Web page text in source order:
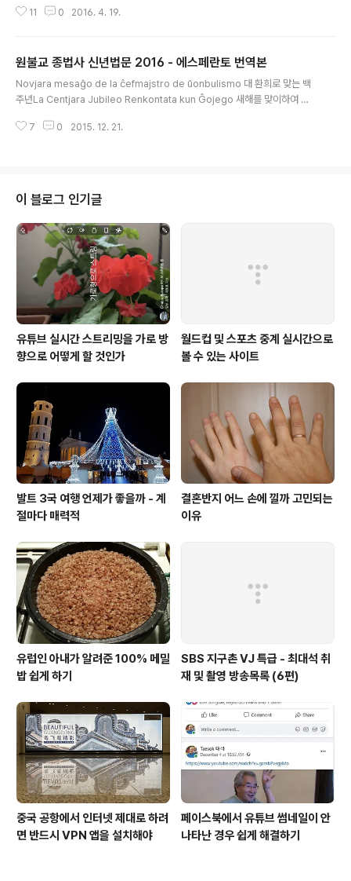
백주년의 해입니다. 뜻깊은 백주년의 대각개교절을 맞이하
bileo de Ŭonbulismo. Renkonte al la Tago de Gr
anda Iluminiĝo kaj Fondo, mi bondeziras, ke por
la tuta homaro kaj ĉiuj vivuloj ĉi tiu jaro estu plen
11 0 2016. 4. 19.
원불교 종법사 신년법문 2016 - 에스페란토 번역본
Novjara mesaĝo de la ĉefmajstro de ŭonbulismo 대 환희로 맞는 백
주년La Centjara Jubileo Renkontata kun Ĝojego 새해를 맞이하여 법
의 기운이 함께하기를 축원합니다. Mi bondeziras, ke okaze de la nova
불교를 ..
7 0 2015. 12. 21.
이 블로그 인기글
유튜브 실시간 스트리밍을 가로 방
향으로 어떻게 할 것인가
월드컵 및 스포츠 중계 실시간으로
볼 수 있는 사이트
발트 3국 여행 언제가 좋을까 - 계
절마다 매력적
결혼반지 어느 손에 낄까 고민되는
이유
유럽인 아내가 알려준 100% 메밀
밥 쉽게 하기
SBS 지구촌 VJ 특급 - 최대석 취
재 및 촬영 방송목록 (6편)
중국 공항에서 인터넷 제대로 하려
면 반드시 VPN 앱을 설치해야
페이스북에서 유튜브 썸네일이 안
나타난 경우 쉽게 해결하기